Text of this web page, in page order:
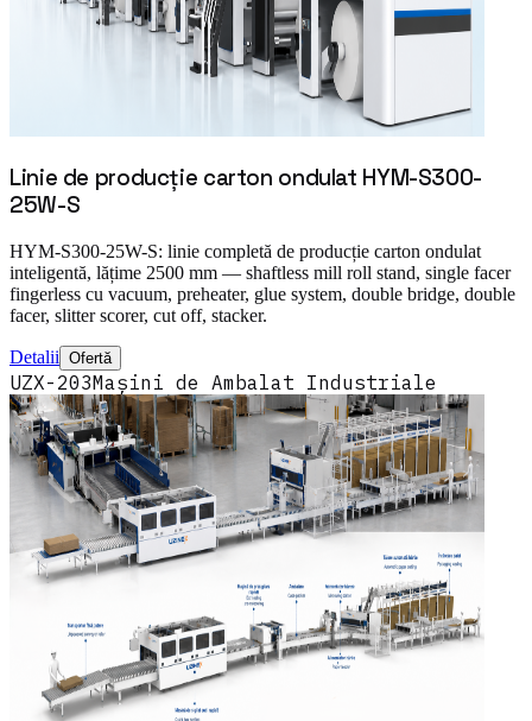
Linie de producție carton ondulat HYM-S300-
25W-S
HYM-S300-25W-S: linie completă de producție carton ondulat
inteligentă, lățime 2500 mm — shaftless mill roll stand, single facer
fingerless cu vacuum, preheater, glue system, double bridge, double
facer, slitter scorer, cut off, stacker.
Detalii Ofertă
UZX-203Mașini de Ambalat Industriale